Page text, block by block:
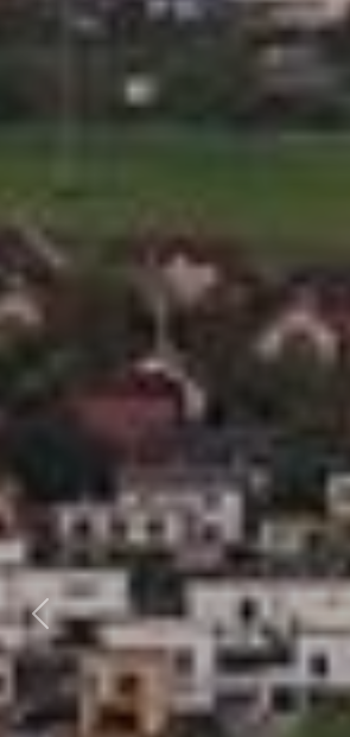
Předchozí